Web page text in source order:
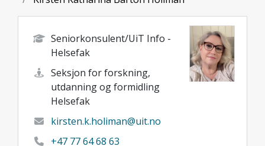
Seniorkonsulent/UiT Info -
Helsefak
Seksjon for forskning,
utdanning og formidling
Helsefak
kirsten.k.holiman@uit.no
+47 77 64 68 63